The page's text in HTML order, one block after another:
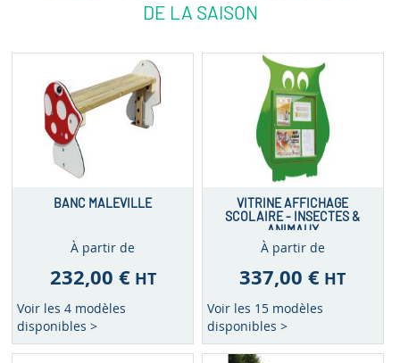
DE LA SAISON
BANC MALEVILLE
À partir de
232,00 € HT
Voir les 4 modèles
disponibles >
VITRINE AFFICHAGE
SCOLAIRE - INSECTES &
ANIMAUX
À partir de
337,00 € HT
Voir les 15 modèles
disponibles >